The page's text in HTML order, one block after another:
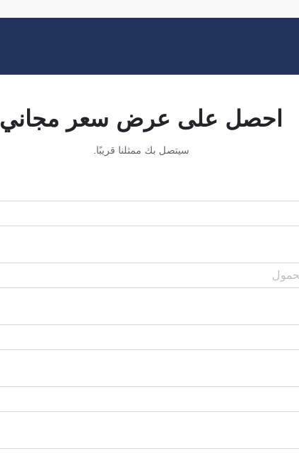
احصل على عرض سعر مجاني
سيتصل بك ممثلنا قريبًا.